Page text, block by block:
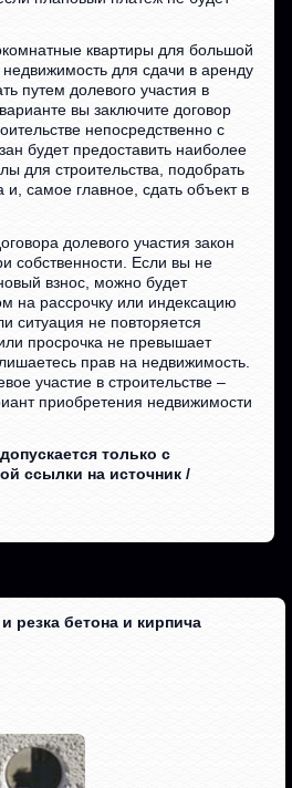
квартиры для большой
для сдачи в аренду
путем долевого участия в
вы заключите договор
непосредственно с
будет предоставить наиболее
для строительства, подобрать
и, самое главное, сдать объект в
долевого участия закон
собственности. Если вы не
взнос, можно будет
на рассрочку или индексацию
ситуация не повторяется
просрочка не превышает
прав на недвижимость.
участие в строительстве –
приобретения недвижимости
только с
ссылки на источник /
резка бетона и кирпича